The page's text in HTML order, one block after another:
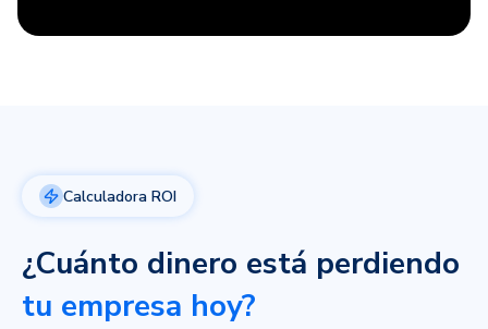
Calculadora ROI
¿Cuánto dinero está perdiendo
tu empresa hoy?